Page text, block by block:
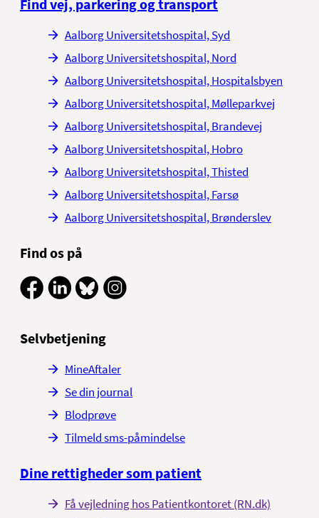
Find vej, parkering og transport
Aalborg Universitetshospital, Syd
Aalborg Universitetshospital, Nord
Aalborg Universitetshospital, Hospitalsbyen
Aalborg Universitetshospital, Mølleparkvej
Aalborg Universitetshospital, Brandevej
Aalborg Universitetshospital, Hobro
Aalborg Universitetshospital, Thisted
Aalborg Universitetshospital, Farsø
Aalborg Universitetshospital, Brønderslev
Find os på
Selvbetjening
MineAftaler
Se din journal
Blodprøve
Tilmeld sms-påmindelse
Dine rettigheder som patient
Få vejledning hos Patientkontoret (RN.dk)